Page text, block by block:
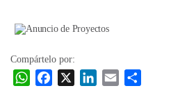
Compártelo por:
W